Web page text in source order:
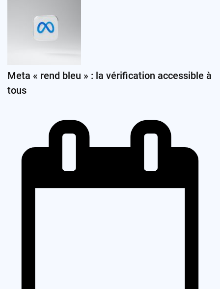
Meta « rend bleu » : la vérification accessible à
tous